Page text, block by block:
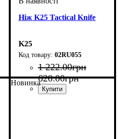
Ніж K25 Tactical Knife
K25
02RU055
1 222.00грн
620.00грн
Новинка